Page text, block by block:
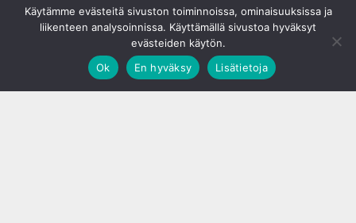
Käytämme evästeitä sivuston toiminnoissa, ominaisuuksissa ja
liikenteen analysoinnissa. Käyttämällä sivustoa hyväksyt
evästeiden käytön.
Ok
En hyväksy Lisätietoja